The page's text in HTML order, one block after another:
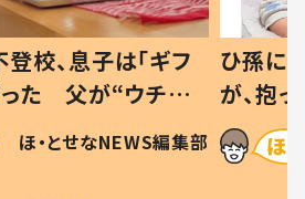
校、息子は「ギフ
った 父が“ウチ給
続ける理由とは #令
和の子
ほ・とせなNEWS編集部
ひ孫に
が、抱
に「涙
方ない」